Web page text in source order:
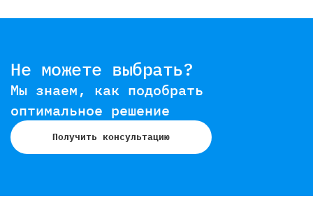
Не можете выбрать?
Мы знаем, как подобрать
оптимальное решение
Получить консультацию